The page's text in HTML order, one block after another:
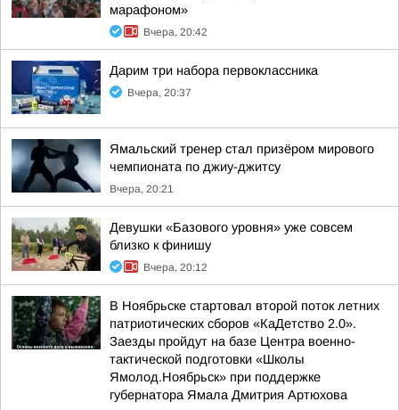
марафоном»
Вчера, 20:42
Дарим три набора первоклассника
Вчера, 20:37
Ямальский тренер стал призёром мирового
чемпионата по джиу-джитсу
Вчера, 20:21
Девушки «Базового уровня» уже совсем
близко к финишу
Вчера, 20:12
В Ноябрьске стартовал второй поток летних
патриотических сборов «КаДетство 2.0».
Заезды пройдут на базе Центра военно-
тактической подготовки «Школы
Ямолод.Ноябрьск» при поддержке
губернатора Ямала Дмитрия Артюхова